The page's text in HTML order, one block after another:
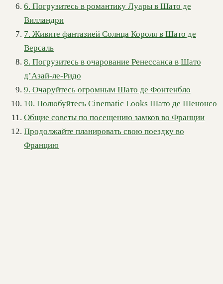
6. Погрузитесь в романтику Луары в Шато де
Вилландри
7. Живите фантазией Солнца Короля в Шато де
Версаль
8. Погрузитесь в очарование Ренессанса в Шато
д’Азай-ле-Ридо
9. Очаруйтесь огромным Шато де Фонтенбло
10. Полюбуйтесь Cinematic Looks Шато де Шенонсо
Общие советы по посещению замков во Франции
Продолжайте планировать свою поездку во
Францию